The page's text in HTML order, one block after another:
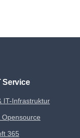
Service
IT-Infrastruktur
Opensource
365